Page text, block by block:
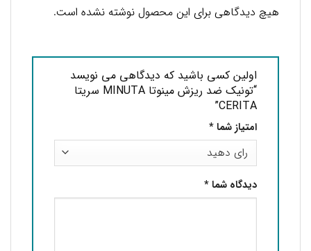
هیچ دیدگاهی برای این محصول نوشته نشده است.
اولین کسی باشید که دیدگاهی می نویسد
“تونیک ضد ریزش مینوتا MINUTA سریتا
CERITA”
امتیاز شما*
دیدگاه شما*